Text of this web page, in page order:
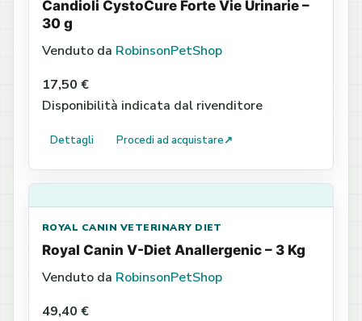
Candioli CystoCure Forte Vie Urinarie –
30 g
Venduto da RobinsonPetShop
17,50 €
Disponibilità indicata dal rivenditore
Dettagli Procedi ad acquistare↗
ROYAL CANIN VETERINARY DIET
Royal Canin V-Diet Anallergenic – 3 Kg
Venduto da RobinsonPetShop
49,40 €